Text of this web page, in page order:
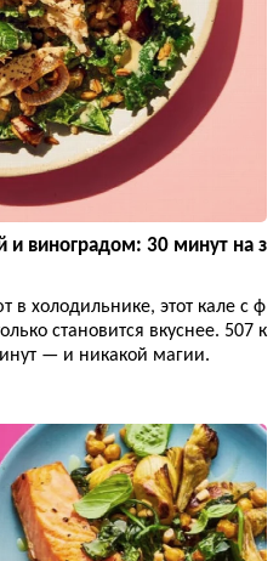
и виноградом: 30 минут на з
холодильнике, этот кале с ф
становится вкуснее. 507 к
— и никакой магии.